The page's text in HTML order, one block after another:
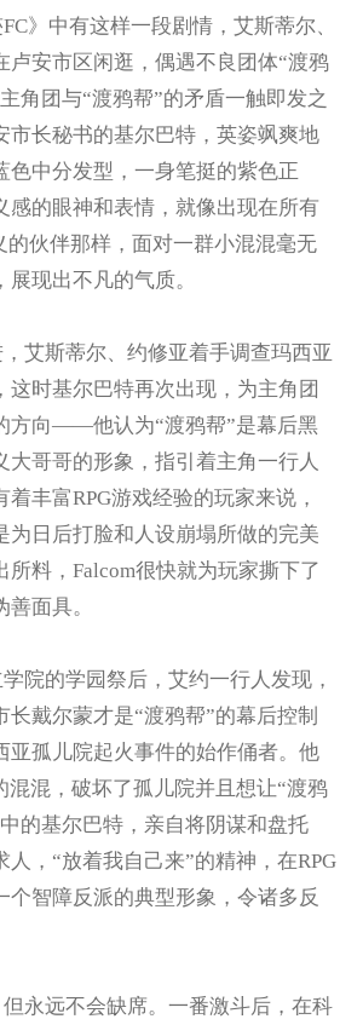
》中有这样一段剧情，艾斯蒂尔、
卢安市区闲逛，偶遇不良团体“渡鸦
角团与“渡鸦帮”的矛盾一触即发之
市长秘书的基尔巴特，英姿飒爽地
色中分发型，一身笔挺的紫色正
感的眼神和表情，就像出现在所有
的伙伴那样，面对一群小混混毫无
现出不凡的气质。
艾斯蒂尔、约修亚着手调查玛西亚
这时基尔巴特再次出现，为主角团
方向——他认为“渡鸦帮”是幕后黑
大哥哥的形象，指引着主角一行人
丰富RPG游戏经验的玩家来说，
为日后打脸和人设崩塌所做的完美
所料，Falcom很快就为玩家撕下了
面具。
院的学园祭后，艾约一行人发现，
长戴尔蒙才是“渡鸦帮”的幕后控制
亚孤儿院起火事件的始作俑者。他
混混，破坏了孤儿院并且想让“渡鸦
的基尔巴特，亲自将阴谋和盘托
人，“放着我自己来”的精神，在RPG
个智障反派的典型形象，令诸多反
永远不会缺席。一番激斗后，在科